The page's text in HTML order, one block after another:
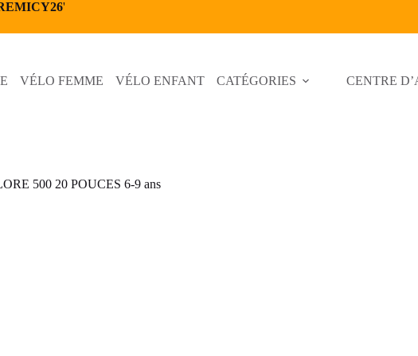
'
VÉLO FEMME VÉLO ENFANT CATÉGORIES CENTRE
500 20 POUCES 6-9 ans